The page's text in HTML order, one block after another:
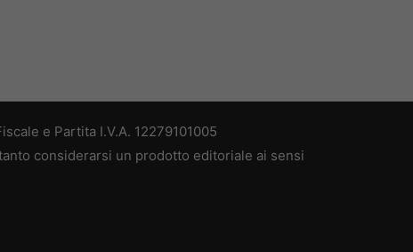
e Partita I.V.A. 12279101005
considerarsi un prodotto editoriale ai sensi